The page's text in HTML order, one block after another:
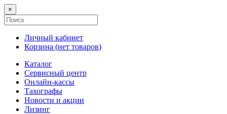
×
Личный кабинет
Корзина (нет товаров)
Каталог
Сервисный центр
Онлайн-кассы
Тахографы
Новости и акции
Лизинг